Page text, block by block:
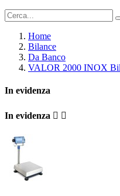
Home
Bilance
Da Banco
VALOR 2000 INOX
In evidenza
In evidenza  